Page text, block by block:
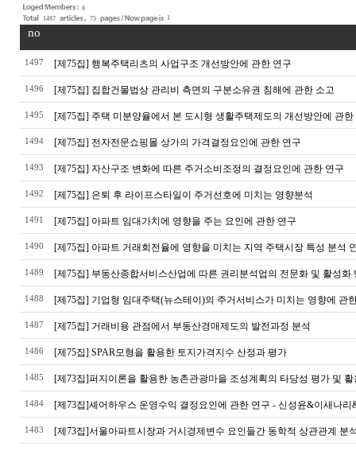
0
1497
75 1
no
1497 [제75집] 행복주택리츠의 사업구조 개선방안에 관한 연구
1496 [제75집] 집합건물법상 관리비 측면의 구분소유권 침해에 관한 소고
1495 [제75집] 주택 미분양율에서 본 도시형 생활주택제도의 개선방안에 관한
1494 [제75집] 전자전문쇼핑몰 상가의 가격결정요인에 관한 연구
1493 [제75집] 자산구조 변화에 따른 주거소비조정의 결정요인에 관한 연구
1492 [제75집] 은퇴 후 라이프스타일이 주거선호에 미치는 영향분석
1491 [제75집] 아파트 임대가치에 영향을 주는 요인에 관한 연구
1490 [제75집] 아파트 거래회전율에 영향을 미치는 지역 주택시장 특성 분석
1489 [제75집] 부동산종합서비스산업에 따른 권리분석업의 전문화 및 활성화
1488 [제75집] 기업형 임대주택(뉴스테이)의 주거서비스가 미치는 영향에 관
1487 [제75집] 거래비용 관점에서 부동산경매제도의 발전과정 분석
1486 [제75집] SPAR모형을 활용한 토지가격지수 산정과 평가
1485 [제73집]퍼지이론을 활용한 농촌관광마을 조성계획의 타당성 평가 및 활
1484 [제73집]셰어하우스 운영수익 결정요인에 관한 연구 - 신성윤&이새나리
1483 [제73집]서울아파트시장과 거시경제변수 요인들간 동학적 상관관계 분